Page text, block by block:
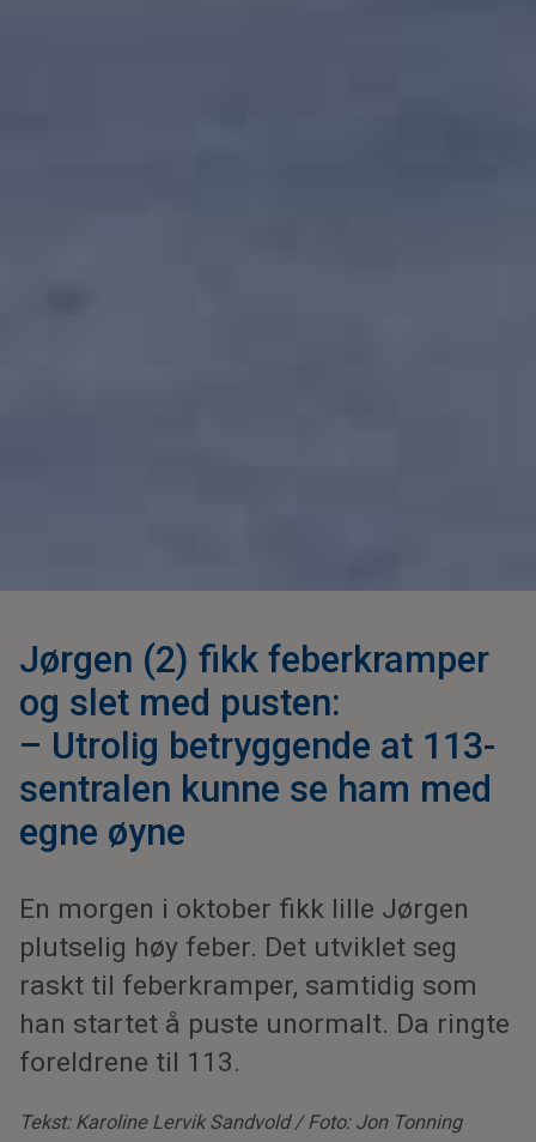
Jørgen (2) fikk feberkramper
og slet med pusten:
– Utrolig betryggende at 113-
sentralen kunne se ham med
egne øyne
En morgen i oktober fikk lille Jørgen
plutselig høy feber. Det utviklet seg
raskt til feberkramper, samtidig som
han startet å puste unormalt. Da ringte
foreldrene til 113.
Tekst: Karoline Lervik Sandvold / Foto: Jon Tonning